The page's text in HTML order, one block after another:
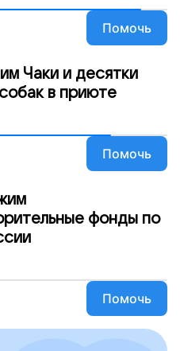
Помочь
Чаки и десятки
в приюте
Помочь
фонды по
Помочь